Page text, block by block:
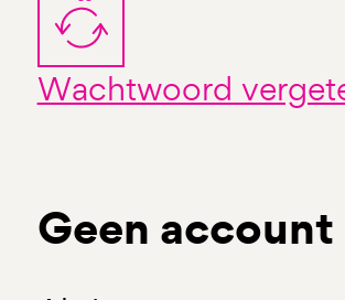
Wachtwoord
Geen account